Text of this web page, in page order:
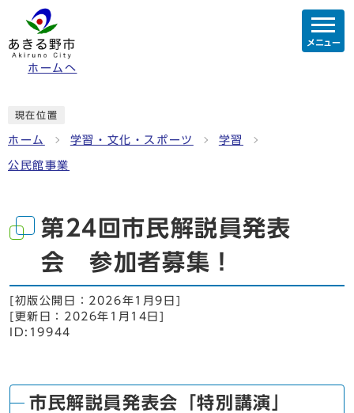
ホームへ
メニュー
現在位置
ホーム 学習・文化・スポーツ 学習
公民館事業
第24回市民解説員発表
会 参加者募集！
[初版公開日： 2026年1月9日
[更新日： 2026年1月14日
ID:19944
市民解説員発表会「特別講演」